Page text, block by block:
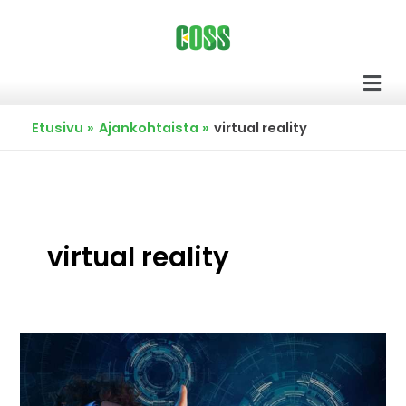
Etusivu Ajankohtaista virtual reality
virtual reality
työkalut